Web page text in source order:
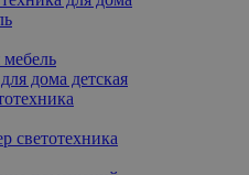
мебель
дома детская
светотехника